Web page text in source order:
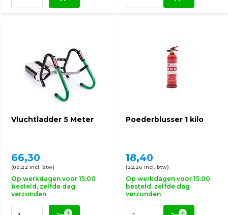
Vluchtladder 5 Meter
66,30
(80,22 Incl. btw)
Op werkdagen voor 15:00
besteld, zelfde dag
verzonden
Poederblusser 1 kilo
18,40
(22,26 Incl. btw)
Op werkdagen voor 15:00
besteld, zelfde dag
verzonden